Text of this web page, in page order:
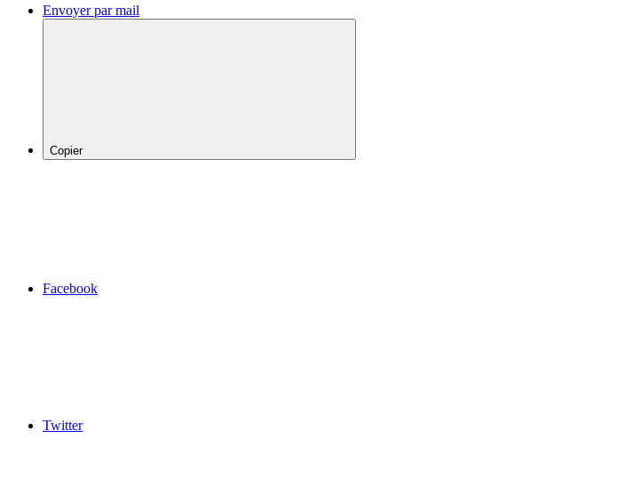
Envoyer par mail
Copier
Facebook
Twitter